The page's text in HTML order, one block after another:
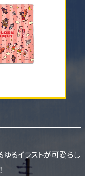
ゆるイラストが可愛らし